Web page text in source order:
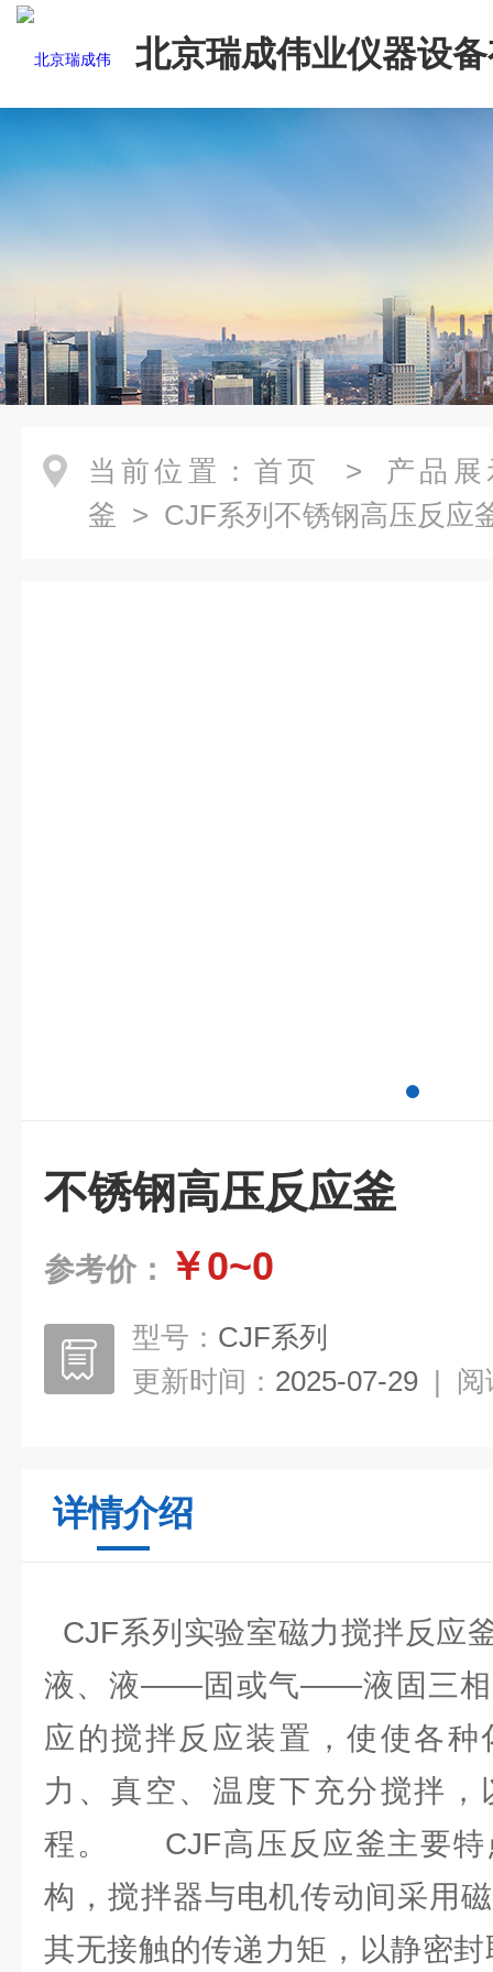
北京瑞成伟业仪器设
司
当前位置： 首页 > 产品展
釜 > CJF系列不锈钢高压反应
不锈钢高压反应釜
参考价： ￥0~0
型号： CJF系列
更新时间： 2025-07-29 | 阅
详情介绍
CJF系列实验室磁力搅拌反
液、液——固或气——液固三相
应的搅拌反应装置，使使各
力、真空、温度下充分搅拌
程。 CJF高压反应釜主要特
构，搅拌器与电机传动间采用
其无接触的传递力矩，以静密